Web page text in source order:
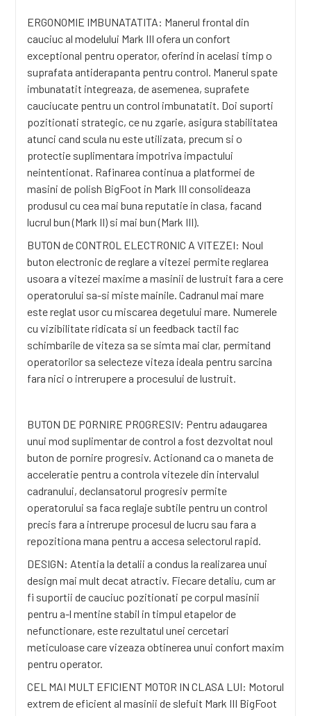
ERGONOMIE IMBUNATATITA: Manerul frontal din
cauciuc al modelului Mark III ofera un confort
exceptional pentru operator, oferind in acelasi timp o
suprafata antiderapanta pentru control. Manerul spate
imbunatatit integreaza, de asemenea, suprafete
cauciucate pentru un control imbunatatit. Doi suporti
pozitionati strategic, ce nu zgarie, asigura stabilitatea
atunci cand scula nu este utilizata, precum si o
protectie suplimentara impotriva impactului
neintentionat. Rafinarea continua a platformei de
masini de polish BigFoot in Mark III consolideaza
produsul cu cea mai buna reputatie in clasa, facand
lucrul bun (Mark II) si mai bun (Mark III).
BUTON de CONTROL ELECTRONIC A VITEZEI: Noul
buton electronic de reglare a vitezei permite reglarea
usoara a vitezei maxime a masinii de lustruit fara a cere
operatorului sa-si miste mainile. Cadranul mai mare
este reglat usor cu miscarea degetului mare. Numerele
cu vizibilitate ridicata si un feedback tactil fac
schimbarile de viteza sa se simta mai clar, permitand
operatorilor sa selecteze viteza ideala pentru sarcina
fara nici o intrerupere a procesului de lustruit.
BUTON DE PORNIRE PROGRESIV: Pentru adaugarea
unui mod suplimentar de control a fost dezvoltat noul
buton de pornire progresiv. Actionand ca o maneta de
acceleratie pentru a controla vitezele din intervalul
cadranului, declansatorul progresiv permite
operatorului sa faca reglaje subtile pentru un control
precis fara a intrerupe procesul de lucru sau fara a
repozitiona mana pentru a accesa selectorul rapid.
DESIGN: Atentia la detalii a condus la realizarea unui
design mai mult decat atractiv. Fiecare detaliu, cum ar
fi suportii de cauciuc pozitionati pe corpul masinii
pentru a-l mentine stabil in timpul etapelor de
nefunctionare, este rezultatul unei cercetari
meticuloase care vizeaza obtinerea unui confort maxim
pentru operator.
CEL MAI MULT EFICIENT MOTOR IN CLASA LUI: Motorul
extrem de eficient al masinii de slefuit Mark III BigFoot